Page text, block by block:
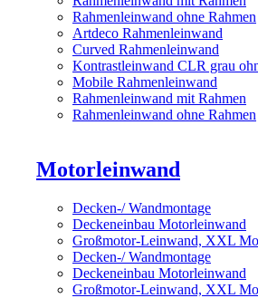
Rahmenleinwand ohne Rahmen
Artdeco Rahmenleinwand
Curved Rahmenleinwand
Kontrastleinwand CLR grau
Mobile Rahmenleinwand
Rahmenleinwand mit Rahmen
Rahmenleinwand ohne Rahmen
Motorleinwand
Decken-/ Wandmontage
Deckeneinbau Motorleinwand
Großmotor-Leinwand, XXL
Decken-/ Wandmontage
Deckeneinbau Motorleinwand
Großmotor-Leinwand, XXL